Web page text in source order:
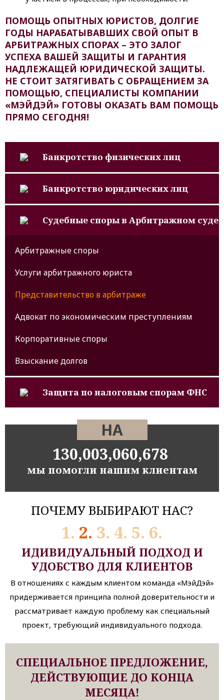
Банкротство физических лиц
Банкротство юридических лиц
Судебные споры в Арбитражном суде
Арбитражные споры
Услуги арбитражного юриста
Представительство в арбитраже
Адвокат по экономическим преступлениям
Корпоративные споры
Взыскание долгов
Защита по налоговым спорам ФНС
НА
130,003,060,678
мы помогли нашим клиентам
ПОЧЕМУ ВЫБИРАЮТ НАС?
ИДИВИДУАЛЬНЫЙ ПОДХОД И
УДОБСТВО ДЛЯ КЛИЕНТОВ
В отношениях с каждым клиентом команда «МэйДэй»
придерживается принципа полной доверительности и
рассматривает каждую проблему как специальный
проект, требующий индивидуального подхода.
1 2 3 4 5 6
СПЕЦИАЛЬНОЕ ПРЕДЛОЖЕНИЕ,
ДЕЙСТВУЮЩИЕ ДО КОНЦА
МЕСЯЦА!
ПОМОЩЬ ОПЫТНЫХ ЮРИСТОВ, ДОЛГИЕ
ГОДЫ НАРАБАТЫВАВШИХ СВОЙ ОПЫТ В
АРБИТРАЖНЫХ СПОРАХ – ЭТО ЗАЛОГ
УСПЕХА ВАШЕЙ ЗАЩИТЫ И ГАРАНТИЯ
НАДЛЕЖАЩЕЙ ЮРИДИЧЕСКОЙ ЗАЩИТЫ.
НЕ СТОИТ ЗАТЯГИВАТЬ С ОБРАЩЕНИЕМ ЗА
ПОМОЩЬЮ, СПЕЦИАЛИСТЫ КОМПАНИИ
«МЭЙДЭЙ» ГОТОВЫ ОКАЗАТЬ ВАМ ПОМОЩЬ
ПРЯМО СЕГОДНЯ!